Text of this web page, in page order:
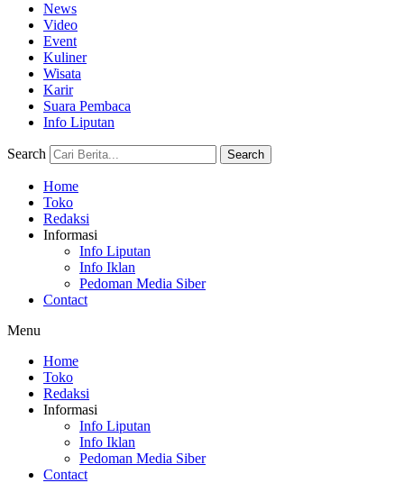
News
Video
Event
Kuliner
Wisata
Karir
Suara Pembaca
Info Liputan
Search Search
Home
Toko
Redaksi
Informasi
Info Liputan
Info Iklan
Pedoman Media Siber
Contact
Menu
Home
Toko
Redaksi
Informasi
Info Liputan
Info Iklan
Pedoman Media Siber
Contact